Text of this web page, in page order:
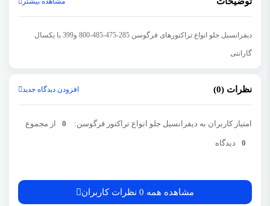
دیفرانسیل جلو انواع تراکتورهای فرگوسن 285-475-485-800 و399 با یکسال
گارانتی
نظرات (0) افزودن دیدگاه جدید
امتیاز کاربران به دیفرانسیل جلو انواع تراکتور فرگوسن: 0 از مجموع
0 دیدگاه
مشاهده همه 0 نظرات کاربران